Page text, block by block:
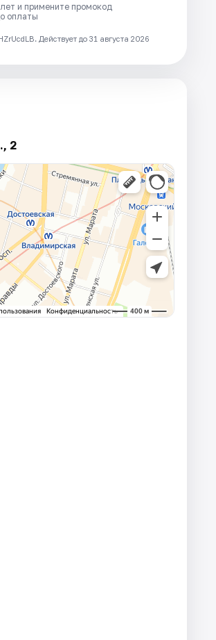
и примените промокод
оплаты
Действует до 31 августа 2026
2